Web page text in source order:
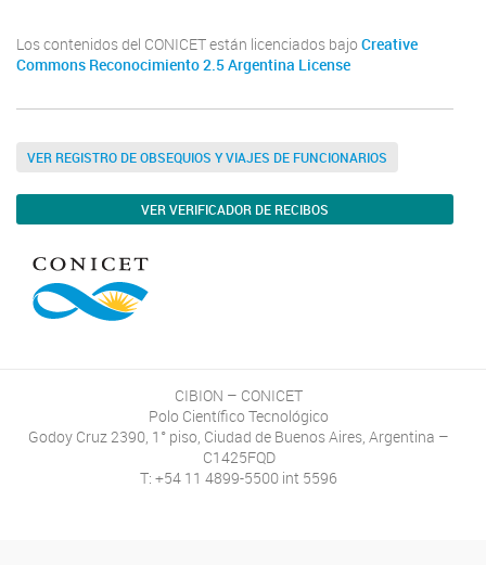
Los contenidos del CONICET están licenciados bajo Creative
Commons Reconocimiento 2.5 Argentina License
VER REGISTRO DE OBSEQUIOS Y VIAJES DE FUNCIONARIOS
VER VERIFICADOR DE RECIBOS
CIBION – CONICET
Polo Científico Tecnológico
Godoy Cruz 2390, 1° piso, Ciudad de Buenos Aires, Argentina –
C1425FQD
T: +54 11 4899-5500 int 5596